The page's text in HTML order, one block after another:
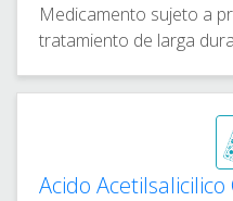
Medicamento sujeto a
tratamiento de larga
Acido